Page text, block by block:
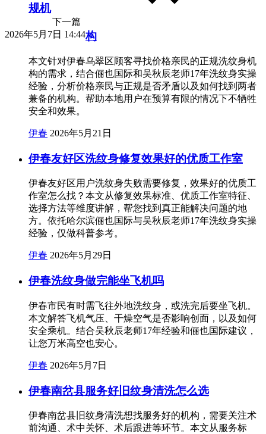
下一篇
2026年5月7日 14:44
规机
构
本文针对伊春乌翠区顾客寻找价格亲民的正规洗纹身机
构的需求，结合俪也国际和吴秋辰老师17年洗纹身实操
经验，分析价格亲民与正规是否矛盾以及如何找到两者
兼备的机构。帮助本地用户在预算有限的情况下不牺牲
安全和效果。
伊春 2026年5月21日
伊春友好区洗纹身修复效果好的优质工作室
伊春友好区用户洗纹身失败需要修复，效果好的优质工
作室怎么找？本文从修复效果标准、优质工作室特征、
选择方法等维度讲解，帮您找到真正能解决问题的地
方。依托哈尔滨俪也国际与吴秋辰老师17年洗纹身实操
经验，仅做科普参考。
伊春 2026年5月29日
伊春洗纹身做完能坐飞机吗
伊春市民有时需飞往外地洗纹身，或洗完后要坐飞机。
本文解答飞机气压、干燥空气是否影响创面，以及如何
安全乘机。结合吴秋辰老师17年经验和俪也国际建议，
让您万米高空也安心。
伊春 2026年5月7日
伊春南岔县服务好旧纹身清洗怎么选
伊春南岔县旧纹身清洗想找服务好的机构，需要关注术
前沟通、术中关怀、术后跟进等环节。本文从服务标